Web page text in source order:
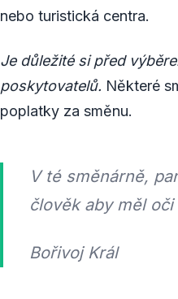
nebo turistická centra.
Je důležité si před
poskytovatelů. Některé
poplatky za směnu.
V té směnárně,
člověk aby měl
Bořivoj Král